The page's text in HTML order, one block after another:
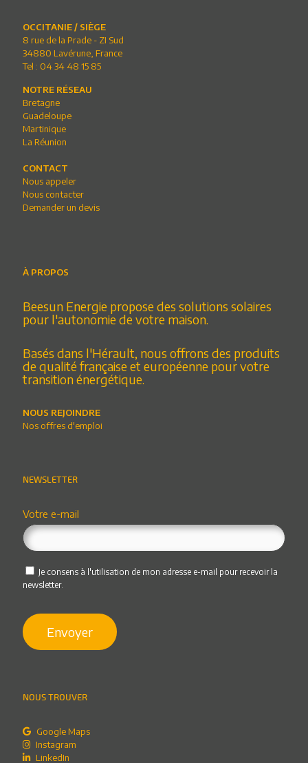
OCCITANIE / SIÈGE
8 rue de la Prade - ZI Sud
34880 Lavérune, France
Tel : 04 34 48 15 85
NOTRE RÉSEAU
Bretagne
Guadeloupe
Martinique
La Réunion
CONTACT
Nous appeler
Nous contacter
Demander un devis
À PROPOS
Beesun Energie propose des solutions solaires
pour l'autonomie de votre maison.
Basés dans l'Hérault, nous offrons des produits
de qualité française et européenne pour votre
transition énergétique.
NOUS REJOINDRE
Nos offres d'emploi
NEWSLETTER
Votre e-mail
Je consens à l'utilisation de mon adresse e-mail pour recevoir la
newsletter.
NOUS TROUVER
Google Maps
Instagram
LinkedIn